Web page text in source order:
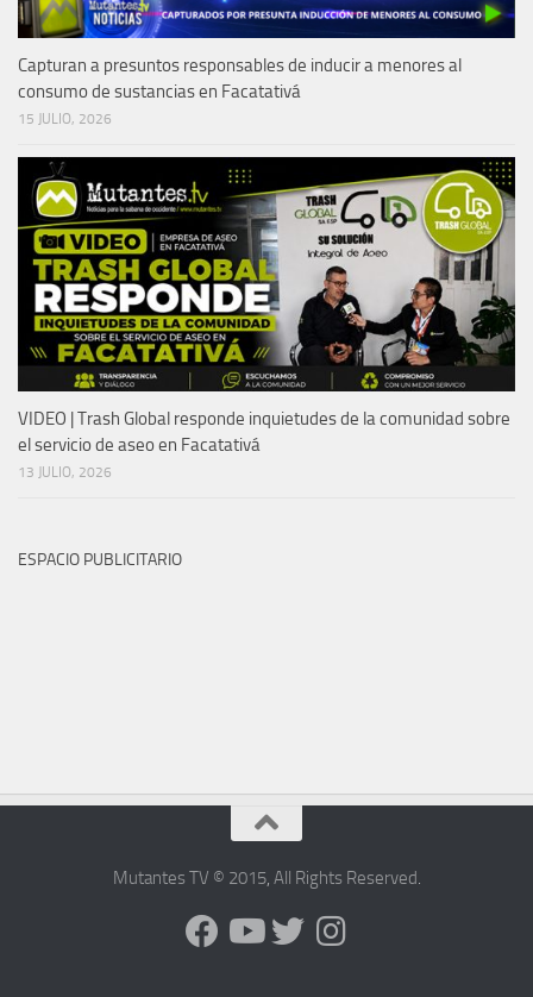
Capturan a presuntos responsables de inducir a menores al
consumo de sustancias en Facatativá
15 JULIO, 2026
VIDEO | Trash Global responde inquietudes de la comunidad sobre
el servicio de aseo en Facatativá
13 JULIO, 2026
ESPACIO PUBLICITARIO
Mutantes TV © 2015, All Rights Reserved